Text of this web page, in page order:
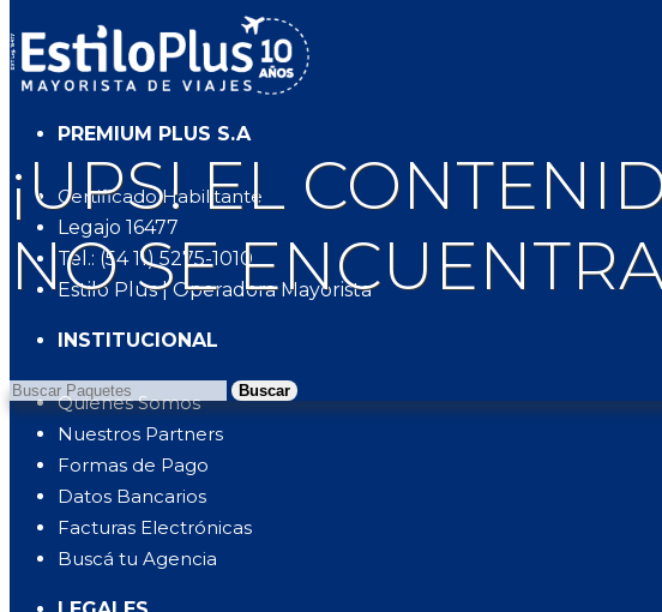
¡UPS! EL
NO SE
Buscar
PREMIUM PLUS S.A
Certificado Habilitante
Legajo 16477
Tel.: (54 11) 5275-1010
Estilo Plus | Operadora Mayorista
INSTITUCIONAL
Quienes Somos
Nuestros Partners
Formas de Pago
Datos Bancarios
Facturas Electrónicas
Buscá tu Agencia